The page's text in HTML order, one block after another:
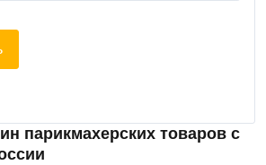
парикмахерских товаров с